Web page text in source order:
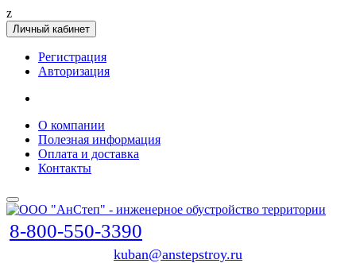
z
Личный кабинет
Регистрация
Авторизация
О компании
Полезная информация
Оплата и доставка
Контакты
8-800-550-3390
kuban@anstepstroy.ru